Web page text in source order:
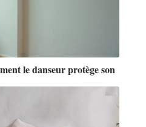
le danseur protège son